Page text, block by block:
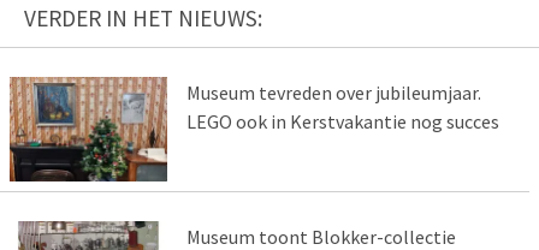
VERDER IN HET NIEUWS:
Museum tevreden over jubileumjaar.
LEGO ook in Kerstvakantie nog succes
Museum toont Blokker-collectie